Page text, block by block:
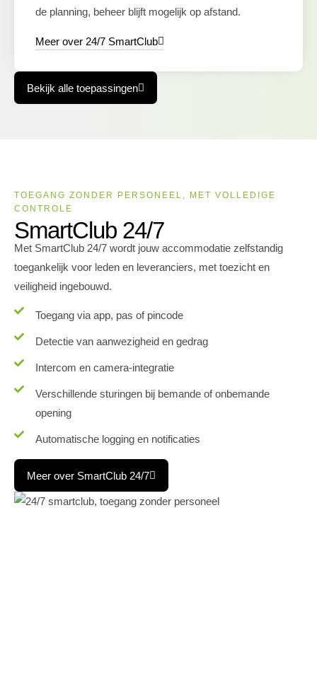
de planning, beheer blijft mogelijk op afstand.
Meer over 24/7 SmartClub
Bekijk alle toepassingen
TOEGANG ZONDER PERSONEEL, MET VOLLEDIGE
CONTROLE
SmartClub 24/7
Met SmartClub 24/7 wordt jouw accommodatie zelfstandig
toegankelijk voor leden en leveranciers, met toezicht en
veiligheid ingebouwd.
Toegang via app, pas of pincode
Detectie van aanwezigheid en gedrag
Intercom en camera-integratie
Verschillende sturingen bij bemande of onbemande
opening
Automatische logging en notificaties
Meer over SmartClub 24/7